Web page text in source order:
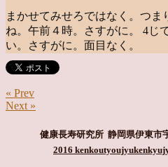
まかせてみせろではなく。つま
ね。午前４時。さすがに。 4じ
い。さすがに。面目なく。
« Prev
Next »
健康長寿研究所 静岡県伊東市
2016